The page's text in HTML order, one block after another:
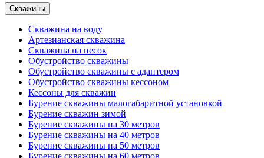
Скважины
Скважина на воду
Артезианская скважина
Скважина на песок
Обустройство скважины
Обустройство скважины с адаптером
Обустройство скважины кессоном
Кессоны для скважин
Бурение скважины малогабаритной установкой
Бурение скважин зимой
Бурение скважины на 30 метров
Бурение скважины на 40 метров
Бурение скважины на 50 метров
Бурение скважины на 60 метров